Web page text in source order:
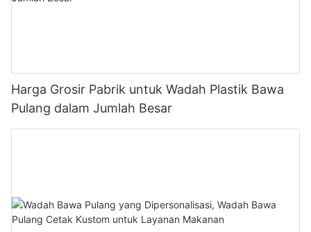
Harga Grosir Pabrik untuk Wadah Plastik Bawa
Pulang dalam Jumlah Besar